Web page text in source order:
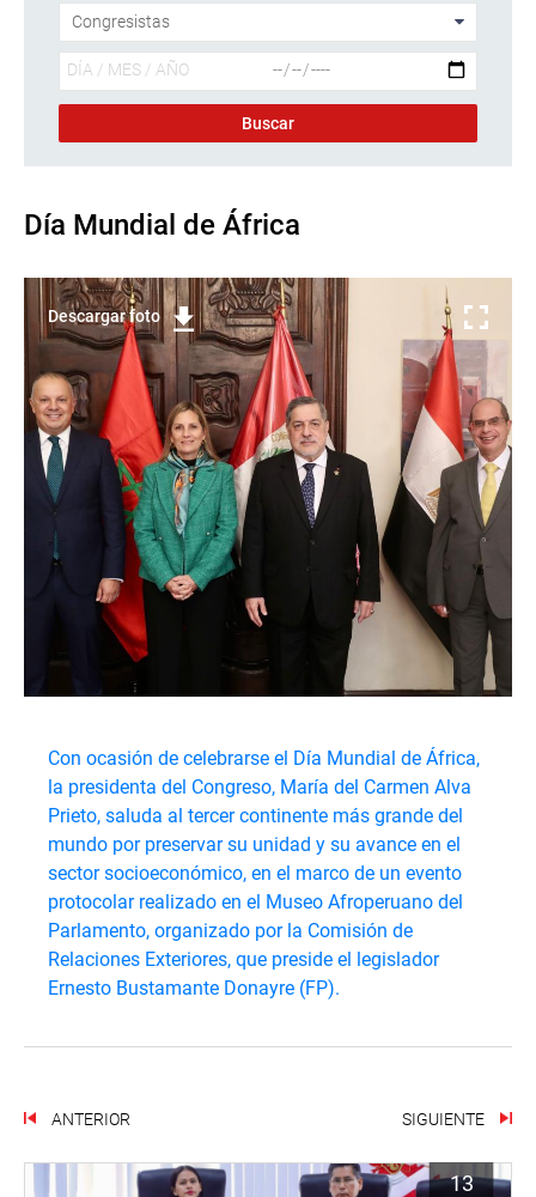
Día Mundial de África
Descargar foto
Con ocasión de celebrarse el Día Mundial de África,
la presidenta del Congreso, María del Carmen Alva
Prieto, saluda al tercer continente más grande del
mundo por preservar su unidad y su avance en el
sector socioeconómico, en el marco de un evento
protocolar realizado en el Museo Afroperuano del
Parlamento, organizado por la Comisión de
Relaciones Exteriores, que preside el legislador
Ernesto Bustamante Donayre (FP).
ANTERIOR SIGUIENTE
13